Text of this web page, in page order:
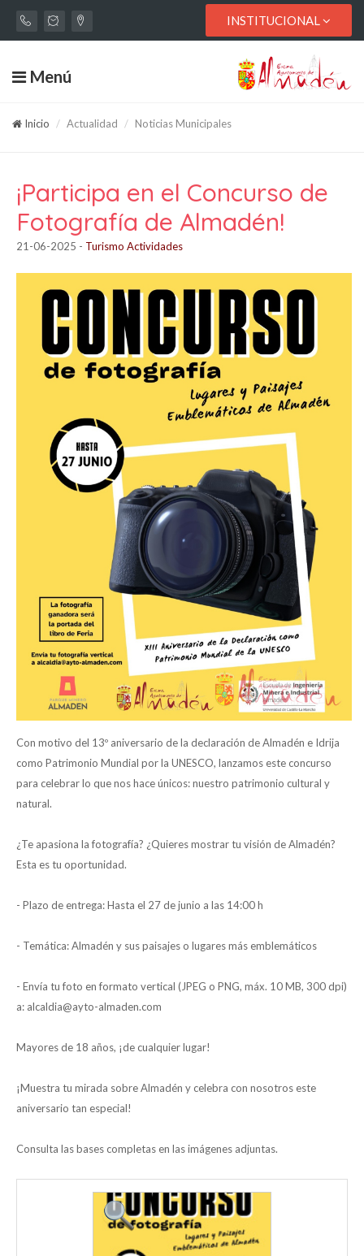
INSTITUCIONAL
Menú
Inicio Actualidad Noticias Municipales
¡Participa en el Concurso de
Fotografía de Almadén!
21-06-2025 - Turismo Actividades
Con motivo del 13º aniversario de la declaración de Almadén e Idrija
como Patrimonio Mundial por la UNESCO, lanzamos este concurso
para celebrar lo que nos hace únicos: nuestro patrimonio cultural y
natural.
¿Te apasiona la fotografía? ¿Quieres mostrar tu visión de Almadén?
Esta es tu oportunidad.
- Plazo de entrega: Hasta el 27 de junio a las 14:00 h
- Temática: Almadén y sus paisajes o lugares más emblemáticos
- Envía tu foto en formato vertical (JPEG o PNG, máx. 10 MB, 300 dpi)
a: alcaldia@ayto-almaden.com
Mayores de 18 años, ¡de cualquier lugar!
¡Muestra tu mirada sobre Almadén y celebra con nosotros este
aniversario tan especial!
Consulta las bases completas en las imágenes adjuntas.